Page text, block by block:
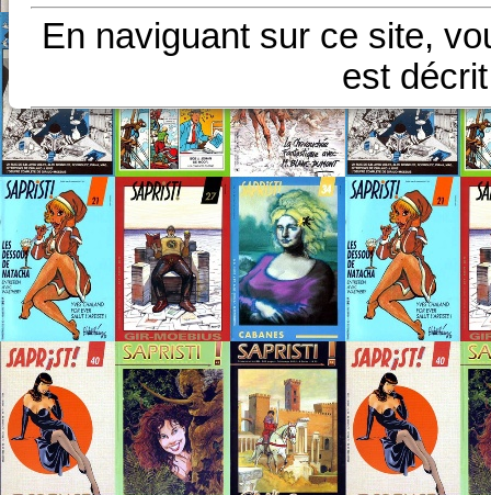
En naviguant sur ce site,
est